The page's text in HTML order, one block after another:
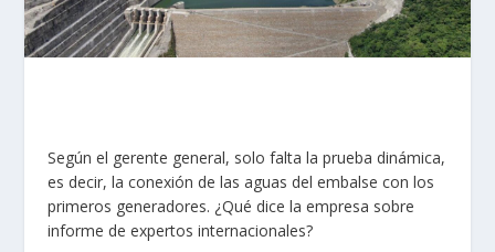
Según el gerente general, solo falta la prueba dinámica,
es decir, la conexión de las aguas del embalse con los
primeros generadores. ¿Qué dice la empresa sobre
informe de expertos internacionales?